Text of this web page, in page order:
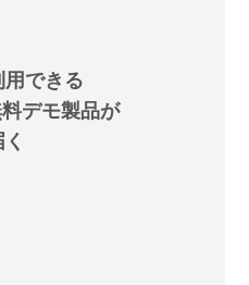
用できる
デモ製品が